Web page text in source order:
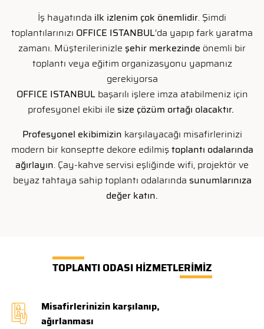
İş hayatında ilk izlenim çok önemlidir. Şimdi
toplantılarınızı OFFICE ISTANBUL’da yapıp fark yaratma
zamanı. Müşterilerinizle şehir merkezinde önemli bir
toplantı veya eğitim organizasyonu yapmanız
gerekiyorsa
OFFICE ISTANBULbaşarılı işlere imza atabilmeniz için
profesyonel ekibi ile size çözüm ortağı olacaktır.
Profesyonel ekibimizin karşılayacağı misafirlerinizi
modern bir konseptte dekore edilmiş toplantı odalarında
ağırlayın. Çay-kahve servisi eşliğinde wifi, projektör ve
beyaz tahtaya sahip toplantı odalarında sunumlarınıza
değer katın.
TOPLANTI ODASI HİZMETLERİMİZ
Misafirlerinizin karşılanıp,
ağırlanması